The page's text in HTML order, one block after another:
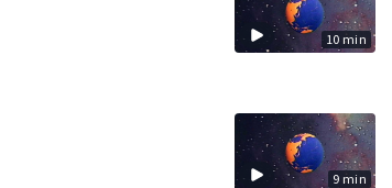
10 min
9 min